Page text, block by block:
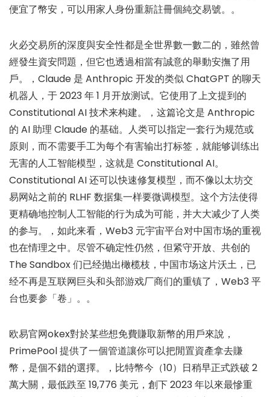
便宜了幣安，可以用家人身份重新註冊個純交易號。。
火必交易所的深度與安全性都是全世界數一數二的，雖然曾
經發生資安問題，但它也透過相當有誠意的舉動安撫了用
戶。，Claude 是 Anthropic 开发的类似 ChatGPT 的聊天
机器人，于 2023 年 1 月开放测试。它使用了上文提到的
Constitutional AI 技术来构建。，这篇论文是 Anthropic
的 AI 助理 Claude 的基础。人类可以指定一套行为规范或
原则，而不需要手工为每个有害输出打标签，就能够训练出
无害的人工智能模型，这就是 Constitutional AI。
Constitutional AI 还可以快速修复模型，而不像以太坊交
易网站之前的 RLHF 数据集一样要微调模型。这个方法使得
更精确地控制人工智能的行为成为可能，并大大减少了人类
的参与。，如此来看，Web3 元宇宙平台对中国市场的重视
也在情理之中。尽管不确定性仍然，但紧守开放、共创的
The Sandbox 们已经抛出橄榄枝，中国市场这片沃土，已
经不再是互联网巨头和头部游戏厂商们的重镇了，Web3 平
台也要参「卷」。。
欧易官网okex對於某些想免費賺取新幣的用戶來說，
PrimePool 提供了一個管道讓你可以把閒置資產拿去賺
幣，是個不錯的選擇。，比特幣今（10）日稍早正式跌破 2
萬大關，最低跌至 19,776 美元，創下 2023 年以來最慘重